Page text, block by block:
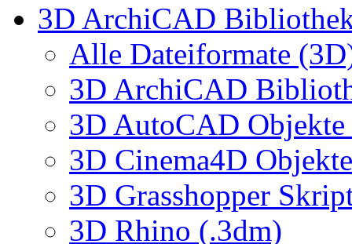
3D ArchiCAD
Alle Dateiformate
3D ArchiCAD
3D AutoCAD
3D Cinema4D
3D Grasshopper
3D Rhino (.3dm)